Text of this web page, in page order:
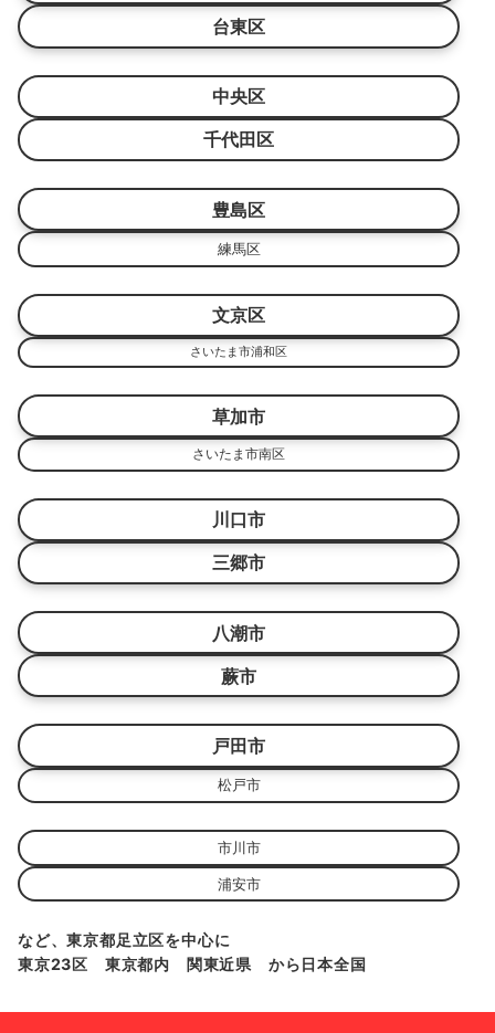
台東区
中央区
千代田区
豊島区
練馬区
文京区
さいたま市浦和区
草加市
さいたま市南区
川口市
三郷市
八潮市
蕨市
戸田市
松戸市
市川市
浦安市
など、東京都足立区を中心に
東京23区 東京都内 関東近県 から日本全国